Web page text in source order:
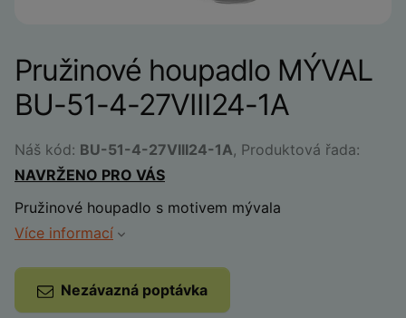
Pružinové houpadlo MÝVAL
BU-51-4-27VIII24-1A
Náš kód: BU-51-4-27VIII24-1A, Produktová řada:
NAVRŽENO PRO VÁS
Pružinové houpadlo s motivem mývala
Více informací
Nezávazná poptávka